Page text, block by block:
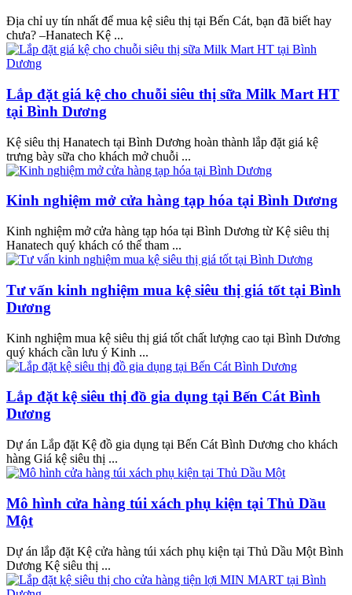
Địa chỉ uy tín nhất để mua kệ siêu thị tại Bến Cát, bạn đã biết hay
chưa? –Hanatech Kệ ...
Lắp đặt giá kệ cho chuỗi siêu thị sữa Milk Mart HT
tại Bình Dương
Kệ siêu thị Hanatech tại Bình Dương hoàn thành lắp đặt giá kệ
trưng bày sữa cho khách mở chuỗi ...
Kinh nghiệm mở cửa hàng tạp hóa tại Bình Dương
Kinh nghiệm mở cửa hàng tạp hóa tại Bình Dương từ Kệ siêu thị
Hanatech quý khách có thể tham ...
Tư vấn kinh nghiệm mua kệ siêu thị giá tốt tại Bình
Dương
Kinh nghiệm mua kệ siêu thị giá tốt chất lượng cao tại Bình Dương
quý khách cần lưu ý Kinh ...
Lắp đặt kệ siêu thị đồ gia dụng tại Bến Cát Bình
Dương
Dự án Lắp đặt Kệ đồ gia dụng tại Bến Cát Bình Dương cho khách
hàng Giá kệ siêu thị ...
Mô hình cửa hàng túi xách phụ kiện tại Thủ Dầu
Một
Dự án lắp đặt Kệ cửa hàng túi xách phụ kiện tại Thủ Dầu Một Bình
Dương Kệ siêu thị ...